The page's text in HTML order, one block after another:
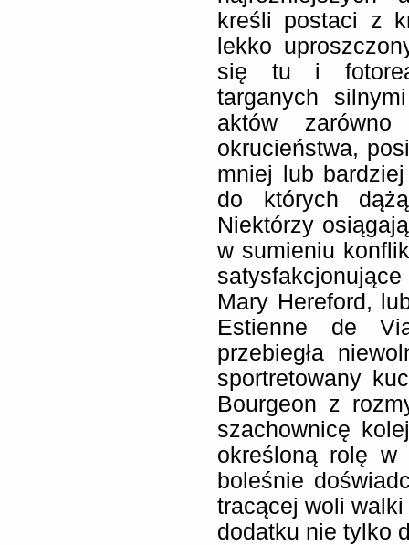
kreśli postaci z
lekko
się tu i
targanych
aktów
okrucieństwa,
mniej lub
do których
Niektórzy
w sumieniu
Mary Hereford,
Estienne de
przebiegła
sportretowany
Bourgeon z
szachownicę
określoną rolę w
boleśnie
tracącej woli
dodatku nie tylko